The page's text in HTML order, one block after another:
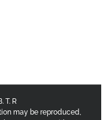
by B. T. R.
publication may be